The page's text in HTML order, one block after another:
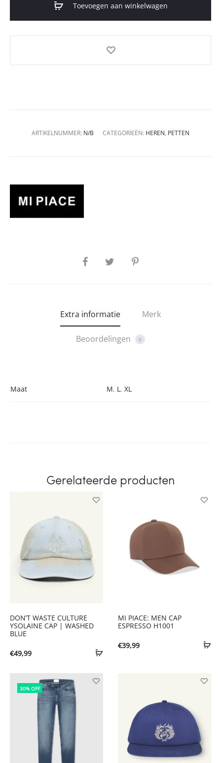
Toevoegen aan winkelwagen
ARTIKELNUMMER: N/B CATEGORIEËN: HEREN, PETTEN
SHARE
Extra informatie Merk
Beoordelingen 0
Maat M, L , XL
Gerelateerde producten
DON’T WASTE CULTURE
YSOLAINE CAP | WASHED
BLUE
€49,99
MI PIACE: MEN CAP
ESPRESSO H1001
€39,99
30% OFF